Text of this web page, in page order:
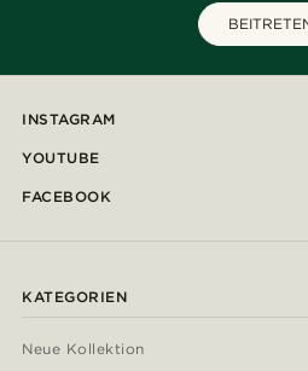
INSTAGRAM
YOUTUBE
FACEBOOK
KATEGORIEN
Neue Kollektion